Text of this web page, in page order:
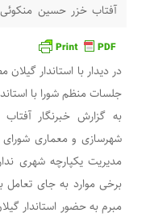
آفتاب خزر حسین
شهری نداریم افزود:
جای تعامل با شهرداری،
در دیدار با استاندار
جلسات منظم شورا با
به گزارش خبرنگار
شهرسازی و معماری شورای
مدیریت یکپارچه شهری
برخی موارد به جای تعامل
مبرم به حضور استاندار